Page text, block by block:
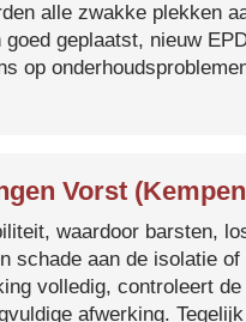
alle zwakke plekken
geplaatst, nieuw
op
Vorst
waardoor barsten,
schade aan de isolatie of
volledig, controleert de
afwerking.